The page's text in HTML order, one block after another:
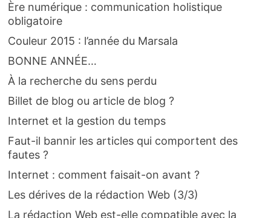
Ère numérique : communication holistique
obligatoire
Couleur 2015 : l’année du Marsala
BONNE ANNÉE…
À la recherche du sens perdu
Billet de blog ou article de blog ?
Internet et la gestion du temps
Faut-il bannir les articles qui comportent des
fautes ?
Internet : comment faisait-on avant ?
Les dérives de la rédaction Web (3/3)
La rédaction Web est-elle compatible avec la